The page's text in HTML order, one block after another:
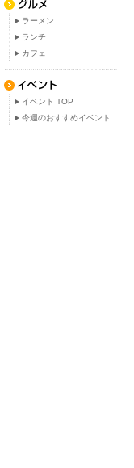
ラーメン
ランチ
カフェ
イベント TOP
今週のおすすめイベント